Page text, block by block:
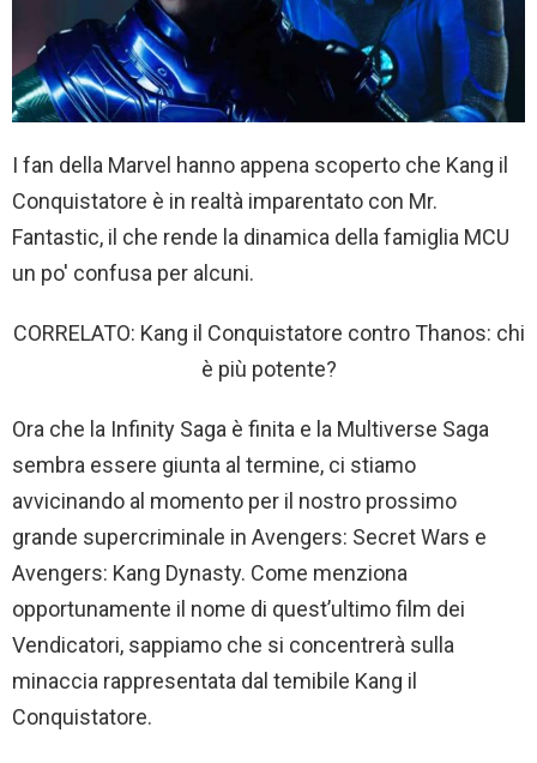
I fan della Marvel hanno appena scoperto che Kang il
Conquistatore è in realtà imparentato con Mr.
Fantastic, il che rende la dinamica della famiglia MCU
un po' confusa per alcuni.
CORRELATO: Kang il Conquistatore contro Thanos: chi
è più potente?
Ora che la Infinity Saga è finita e la Multiverse Saga
sembra essere giunta al termine, ci stiamo
avvicinando al momento per il nostro prossimo
grande supercriminale in Avengers: Secret Wars e
Avengers: Kang Dynasty. Come menziona
opportunamente il nome di quest’ultimo film dei
Vendicatori, sappiamo che si concentrerà sulla
minaccia rappresentata dal temibile Kang il
Conquistatore.